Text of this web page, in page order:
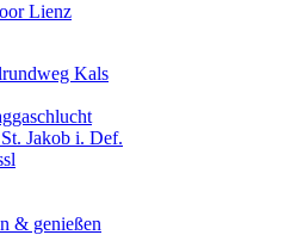
Lienz
Kals
Jakob i. Def.
& genießen